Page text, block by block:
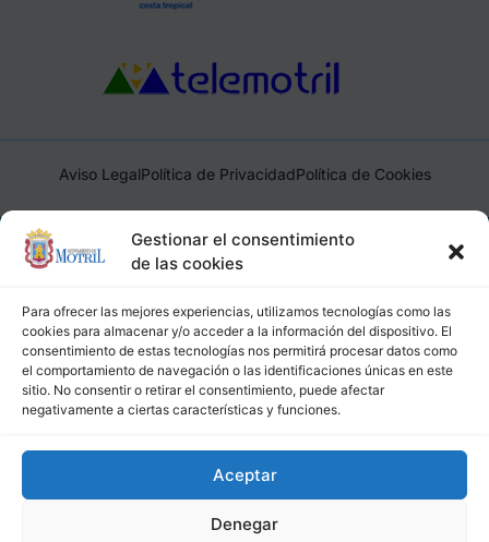
Gestionar el consentimiento
de las cookies
Para ofrecer las mejores experiencias, utilizamos tecnologías como las
cookies para almacenar y/o acceder a la información del dispositivo. El
consentimiento de estas tecnologías nos permitirá procesar datos como
el comportamiento de navegación o las identificaciones únicas en este
sitio. No consentir o retirar el consentimiento, puede afectar
negativamente a ciertas características y funciones.
Aceptar
Denegar
Aviso LegalPolítica de PrivacidadPolítica de Cookies
Ayuntamiento de Motril, Plaza de España, 1, 18600, Motril,
(Granada), CIF: P1814200J, DIR3: L01181400